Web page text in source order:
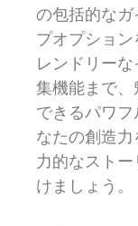
の包括的なガ
プオプショ
レンドリー
集機能まで
できるパワ
なたの創造
力的なスト
けましょう。